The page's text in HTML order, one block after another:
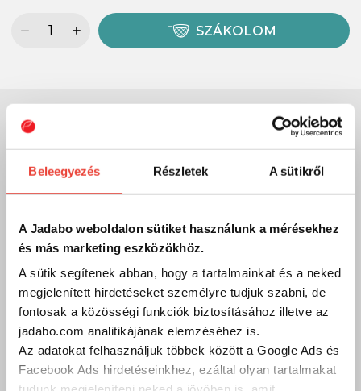
Beleegyezés Részletek A sütikről
A Jadabo weboldalon sütiket használunk a mérésekhez
és más marketing eszközökhöz.
A sütik segítenek abban, hogy a tartalmainkat és a neked
megjelenített hirdetéseket személyre tudjuk szabni, de
fontosak a közösségi funkciók biztosításához illetve az
jadabo.com analitikájának elemzéséhez is.
Az adatokat felhasználjuk többek között a Google Ads és
Facebook Ads hirdetéseinkhez, ezáltal olyan tartalmakat
SZÁKOLOM
Kérdésed van?
A legfontosabb, hogy megtaláld a számodra megfelelő, a
tudásodhoz, tapasztalatodhoz legjobban illő
Hívj és segítünk, hogy mivel tudsz sikeres lenni a parton vagy a
csónakban!
Kód:10021569
Telefon
Szakértő kollégáink válaszolnak a kérdéseidre és
segítenek megtalálni Neked a személyre szabott